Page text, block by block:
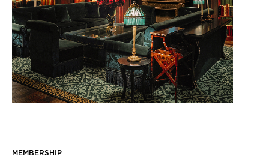
MEMBERSHIP